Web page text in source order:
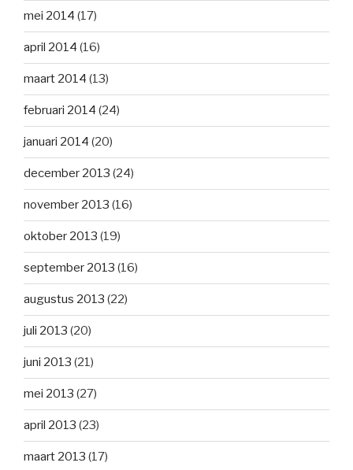
mei 2014 (17)
april 2014 (16)
maart 2014 (13)
februari 2014 (24)
januari 2014 (20)
december 2013 (24)
november 2013 (16)
oktober 2013 (19)
september 2013 (16)
augustus 2013 (22)
juli 2013 (20)
juni 2013 (21)
mei 2013 (27)
april 2013 (23)
maart 2013 (17)